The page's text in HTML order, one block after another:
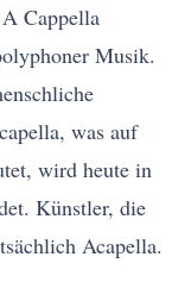
Cappella
Musik.
was auf
wird heute in
Künstler, die
Acapella.